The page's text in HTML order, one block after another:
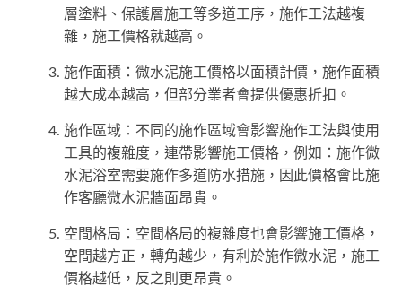
層塗料、保護層施工等多道工序，施作工法越複
雜，施工價格就越高。
施作面積：微水泥施工價格以面積計價，施作面積
越大成本越高，但部分業者會提供優惠折扣。
施作區域：不同的施作區域會影響施作工法與使用
工具的複雜度，連帶影響施工價格，例如：施作微
水泥浴室需要施作多道防水措施，因此價格會比施
作客廳微水泥牆面昂貴。
空間格局：空間格局的複雜度也會影響施工價格，
空間越方正，轉角越少，有利於施作微水泥，施工
價格越低，反之則更昂貴。